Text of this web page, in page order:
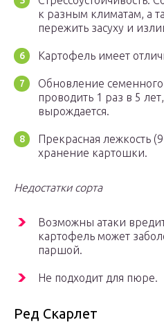
к разным климатам, а
пережить засуху и
Картофель имеет
Обновление
проводить 1 раз в 5
вырождается.
Прекрасная лежкость
хранение картошки.
Недостатки сорта
Возможны атаки
картофель может
паршой.
Не подходит для пюре.
Ред Скарлет